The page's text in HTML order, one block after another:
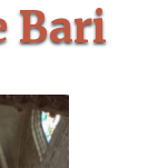
Bari